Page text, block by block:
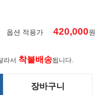
옵션 적용가 420,000원
라서 착불배송됩니다.
장바구니